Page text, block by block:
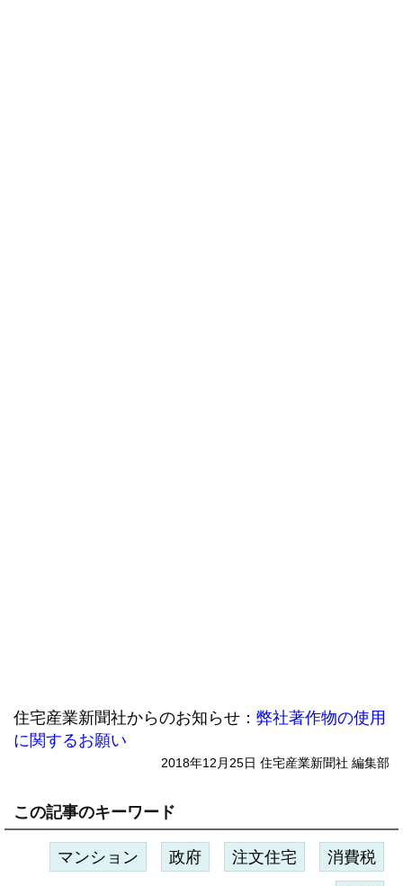
住宅産業新聞社からのお知らせ： 弊社著作物の使用
に関するお願い
2018年12月25日 住宅産業新聞社 編集部
この記事のキーワード
マンション 政府 注文住宅 消費税